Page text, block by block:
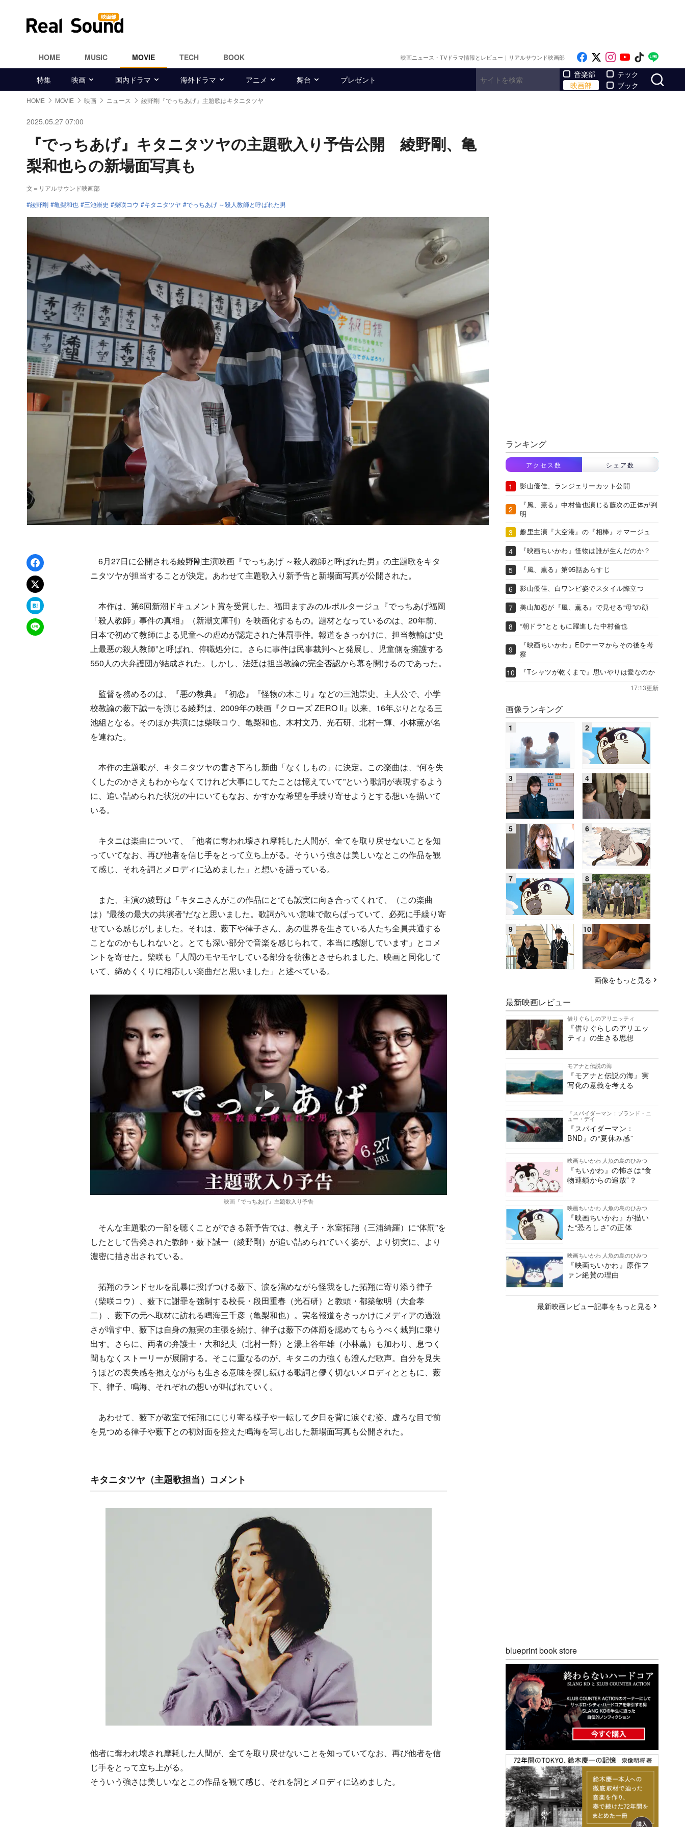
HOME MUSIC MOVIE TECH BOOK 映画ニュース・TVドラマ情報とレビュー｜リアルサウンド映画部 Like on Facebook
Follow on x
Follow on
Follow on
Follow
特集 映画 国内ドラマ 海外ドラマ アニメ 舞台 プレゼント
音楽部
映画部
テック
ブック
HOME MOVIE 映画 ニュース 綾野剛『でっちあげ』主題歌はキタニタツヤ
2025.05.27 07:00
『でっちあげ』キタニタツヤの主題歌入り予告公開 綾野剛、亀
梨和也らの新場面写真も
文＝リアルサウンド映画部
綾野剛
亀梨和也 三池崇史 柴咲コウ キタニタツヤ でっちあげ ～殺人教師と呼ばれた男
Facebookでシェア
xでポスト
はてなブックマーク
LINEで送る
6月27日に公開される綾野剛主演映画『でっちあげ ～殺人教師と呼ばれた男』の主題歌をキタ
ニタツヤが担当することが決定。あわせて主題歌入り新予告と新場面写真が公開された。
本作は、第6回新潮ドキュメント賞を受賞した、福田ますみのルポルタージュ『でっちあげ福岡
「殺人教師」事件の真相』（新潮文庫刊）を映画化するもの。題材となっているのは、20年前、
日本で初めて教師による児童への虐めが認定された体罰事件。報道をきっかけに、担当教輸は“史
上最悪の殺人教師”と呼ばれ、停職処分に。さらに事件は民事裁判へと発展し、児童側を擁護する
550人の大弁護団が結成された。しかし、法廷は担当教諭の完全否認から幕を開けるのであった。
監督を務めるのは、『悪の教典』『初恋』『怪物の木こり』などの三池崇史。主人公で、小学
校教諭の薮下誠一を演じる綾野は、2009年の映画『クローズ ZERO II』以来、16年ぶりとなる三
池組となる。そのほか共演には柴咲コウ、亀梨和也、木村文乃、光石研、北村一輝、小林薫が名
を連ねた。
本作の主題歌が、キタニタツヤの書き下ろし新曲「なくしもの」に決定。この楽曲は、“何を失
くしたのかさえもわからなくてけれど大事にしてたことは憶えていて”という歌詞が表現するよう
に、追い詰められた状況の中にいてもなお、かすかな希望を手繰り寄せようとする想いを描いて
いる。
キタニは楽曲について、「他者に奪われ壊され摩耗した人間が、全てを取り戻せないことを知
っていてなお、再び他者を信じ手をとって立ち上がる。そういう強さは美しいなとこの作品を観
て感じ、それを詞とメロディに込めました」と想いを語っている。
また、主演の綾野は「キタニさんがこの作品にとても誠実に向き合ってくれて、（この楽曲
は）”最後の最大の共演者”だなと思いました。歌詞がいい意味で散らばっていて、必死に手繰り寄
せている感じがしました。それは、薮下や律子さん、あの世界を生きている人たち全員共通する
ことなのかもしれないと。とても深い部分で音楽を感じられて、本当に感謝しています」とコメ
ントを寄せた。柴咲も「人間のモヤモヤしている部分を彷彿とさせられました。映画と同化して
いて、締めくくりに相応しい楽曲だと思いました」と述べている。
Play
映画『でっちあげ』主題歌入り予告
そんな主題歌の一部を聴くことができる新予告では、教え子・氷室拓翔（三浦綺羅）に“体罰”を
したとして告発された教師・薮下誠一（綾野剛）が追い詰められていく姿が、より切実に、より
濃密に描き出されている。
拓翔のランドセルを乱暴に投げつける薮下、涙を溜めながら怪我をした拓翔に寄り添う律子
（柴咲コウ）、薮下に謝罪を強制する校長・段田重春（光石研）と教頭・都築敏明（大倉孝
二）、薮下の元へ取材に訪れる鳴海三千彦（亀梨和也）。実名報道をきっかけにメディアの過激
さが増す中、薮下は自身の無実の主張を続け、律子は薮下の体罰を認めてもらうべく裁判に乗り
出す。さらに、両者の弁護士・大和紀夫（北村一輝）と湯上谷年雄（小林薫）も加わり、息つく
間もなくストーリーが展開する。そこに重なるのが、キタニの力強くも澄んだ歌声。自分を見失
うほどの喪失感を抱えながらも生きる意味を探し続ける歌詞と儚く切ないメロディとともに、薮
下、律子、鳴海、それぞれの想いが叫ばれていく。
あわせて、薮下が教室で拓翔ににじり寄る様子や一転して夕日を背に涙ぐむ姿、虚ろな目で前
を見つめる律子や薮下との初対面を控えた鳴海を写し出した新場面写真も公開された。
キタニタツヤ（主題歌担当）コメント
他者に奪われ壊され摩耗した人間が、全てを取り戻せないことを知っていてなお、再び他者を信
じ手をとって立ち上がる。
そういう強さは美しいなとこの作品を観て感じ、それを詞とメロディに込めました。
ランキング
アクセス数 シェア数
影山優佳、ランジェリーカット公開
『風、薫る』中村倫也演じる藤次の正体が判
明
趣里主演『大空港』の『相棒』オマージュ
『映画ちいかわ』怪物は誰が生んだのか？
『風、薫る』第95話あらすじ
影山優佳、白ワンピ姿でスタイル際立つ
美山加恋が『風、薫る』で見せる“母”の顔
“朝ドラ”とともに躍進した中村倫也
『映画ちいかわ』EDテーマからその後を考
察
『Tシャツが乾くまで』思いやりは愛なのか
17:13更新
画像ランキング
画像をもっと見る
最新映画レビュー
借りぐらしのアリエッティ
『借りぐらしのアリエッ
ティ』の生きる思想
モアナと伝説の海
『モアナと伝説の海』実
写化の意義を考える
『スパイダーマン：ブランド・ニ
ュー・デイ
『スパイダーマン：
BND』の“夏休み感”
映画ちいかわ 人魚の島のひみつ
『ちいかわ』の怖さは“食
物連鎖からの追放”？
映画ちいかわ 人魚の島のひみつ
『映画ちいかわ』が描い
た“恐ろしさ”の正体
映画ちいかわ 人魚の島のひみつ
『映画ちいかわ』原作フ
ァン絶賛の理由
最新映画レビュー記事をもっと見る
blueprint book store